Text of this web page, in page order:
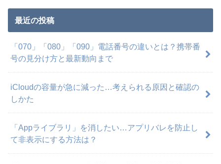
最近の投稿
「070」「080」「090」電話番号の違いとは？携帯番
号の見分け方と最新動向まで
iCloudの容量が急に減った…考えられる原因と確認の
しかた
「Appライブラリ」を消したい…アプリバレを防止し
て非表示にする方法は？